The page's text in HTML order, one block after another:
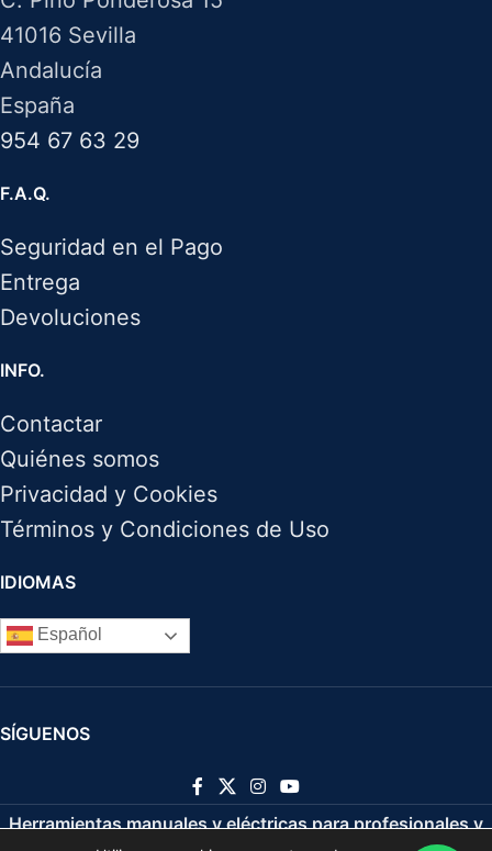
41016 Sevilla
Andalucía
España
954 67 63 29
F.A.Q.
Seguridad en el Pago
Entrega
Devoluciones
INFO.
Contactar
Quiénes somos
Privacidad y Cookies
Términos y Condiciones de Uso
IDIOMAS
Español
SÍGUENOS
Herramientas manuales y eléctricas para profesionales y